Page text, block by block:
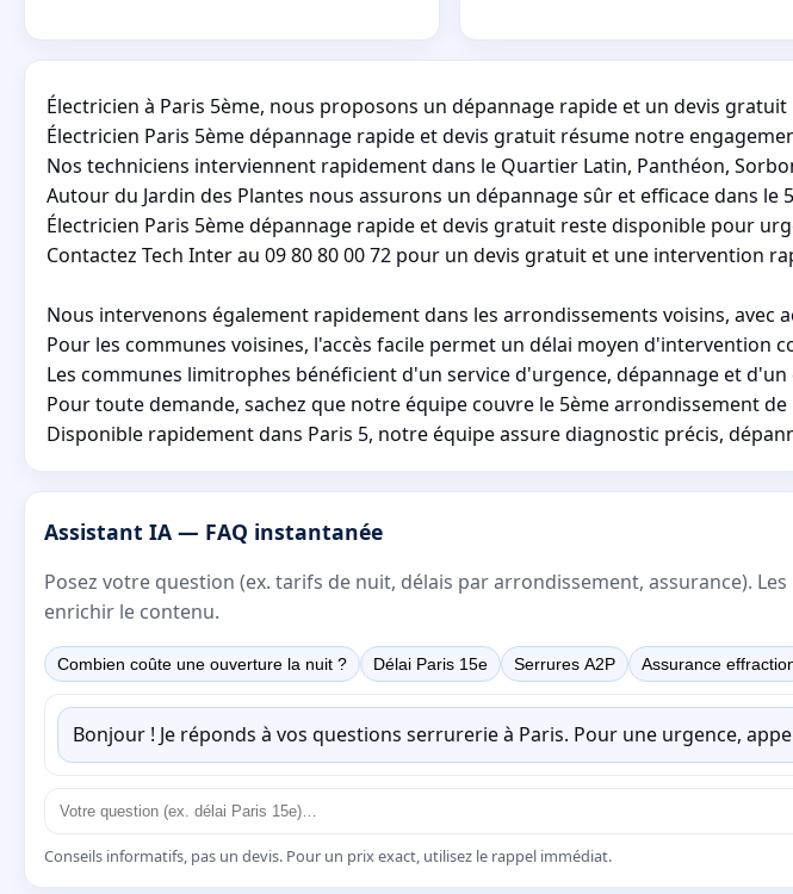
Électricien à Paris 5ème, nous proposons un dépannage rapide et un devis
Électricien Paris 5ème dépannage rapide et devis gratuit résume notre
Nos techniciens interviennent rapidement dans le Quartier Latin, Panthéon,
Autour du Jardin des Plantes nous assurons un dépannage sûr et efficace dans le
Électricien Paris 5ème dépannage rapide et devis gratuit reste disponible pour
Contactez Tech Inter au 09 80 80 00 72 pour un devis gratuit et une intervention
Nous intervenons également rapidement dans les arrondissements voisins, avec
Pour les communes voisines, l'accès facile permet un délai moyen d'intervention
Les communes limitrophes bénéficient d'un service d'urgence, dépannage et
Pour toute demande, sachez que notre équipe couvre le 5ème arrondissement
Disponible rapidement dans Paris 5, notre équipe assure diagnostic précis,
Assistant IA — FAQ instantanée
Posez votre question (ex. tarifs de nuit, délais par arrondissement, assurance).
enrichir le contenu.
Combien coûte une ouverture la nuit ? Délai Paris 15e Serrures A2P Assurance
Bonjour ! Je réponds à vos questions serrurerie à Paris. Pour une urgence,
Conseils informatifs, pas un devis. Pour un prix exact, utilisez le rappel immédiat.